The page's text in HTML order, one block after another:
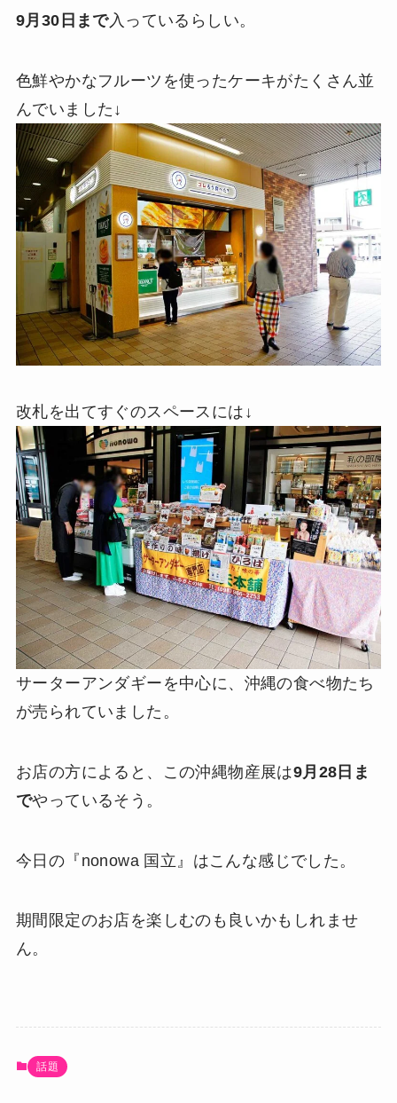
9月30日まで入っているらしい。
色鮮やかなフルーツを使ったケーキがたくさん並
んでいました↓
改札を出てすぐのスペースには↓
サーターアンダギーを中心に、沖縄の食べ物たち
が売られていました。
お店の方によると、この沖縄物産展は9月28日ま
でやっているそう。
今日の『nonowa 国立』はこんな感じでした。
期間限定のお店を楽しむのも良いかもしれませ
ん。
話題